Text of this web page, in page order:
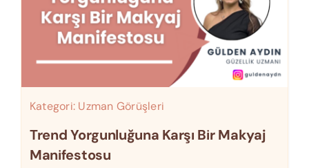
Kategori: Uzman Görüşleri
Trend Yorgunluğuna Karşı Bir Makyaj
Manifestosu